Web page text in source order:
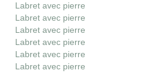
Labret avec pierre
Labret avec pierre
Labret avec pierre
Labret avec pierre
Labret avec pierre
Labret avec pierre